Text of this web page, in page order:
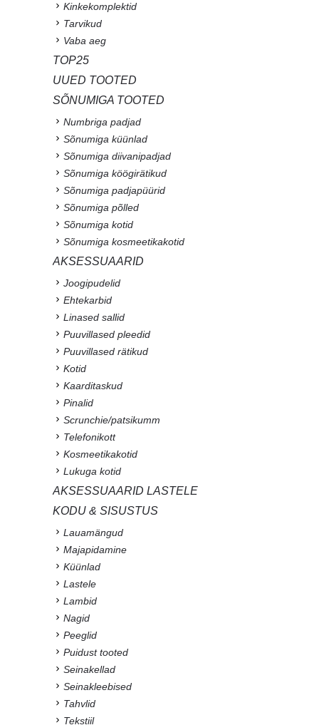
Kinkekomplektid
Tarvikud
Vaba aeg
TOP25
UUED TOOTED
SÕNUMIGA TOOTED
Numbriga padjad
Sõnumiga küünlad
Sõnumiga diivanipadjad
Sõnumiga köögirätikud
Sõnumiga padjapüürid
Sõnumiga põlled
Sõnumiga kotid
Sõnumiga kosmeetikakotid
AKSESSUAARID
Joogipudelid
Ehtekarbid
Linased sallid
Puuvillased pleedid
Puuvillased rätikud
Kotid
Kaarditaskud
Pinalid
Scrunchie/patsikumm
Telefonikott
Kosmeetikakotid
Lukuga kotid
AKSESSUAARID LASTELE
KODU & SISUSTUS
Lauamängud
Majapidamine
Küünlad
Lastele
Lambid
Nagid
Peeglid
Puidust tooted
Seinakellad
Seinakleebised
Tahvlid
Tekstiil